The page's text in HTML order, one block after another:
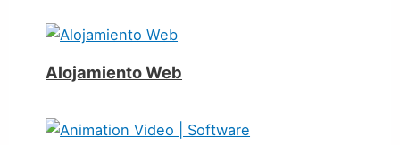
Alojamiento Web